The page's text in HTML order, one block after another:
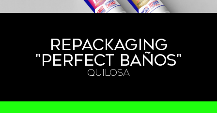
REPACKAGING
"PERFECT BAÑOS"
QUILOSA